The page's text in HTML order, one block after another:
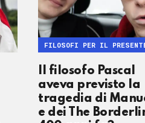
Il filosofo Pascal
aveva previsto la
tragedia di
e dei The
FILOSOFI PER IL